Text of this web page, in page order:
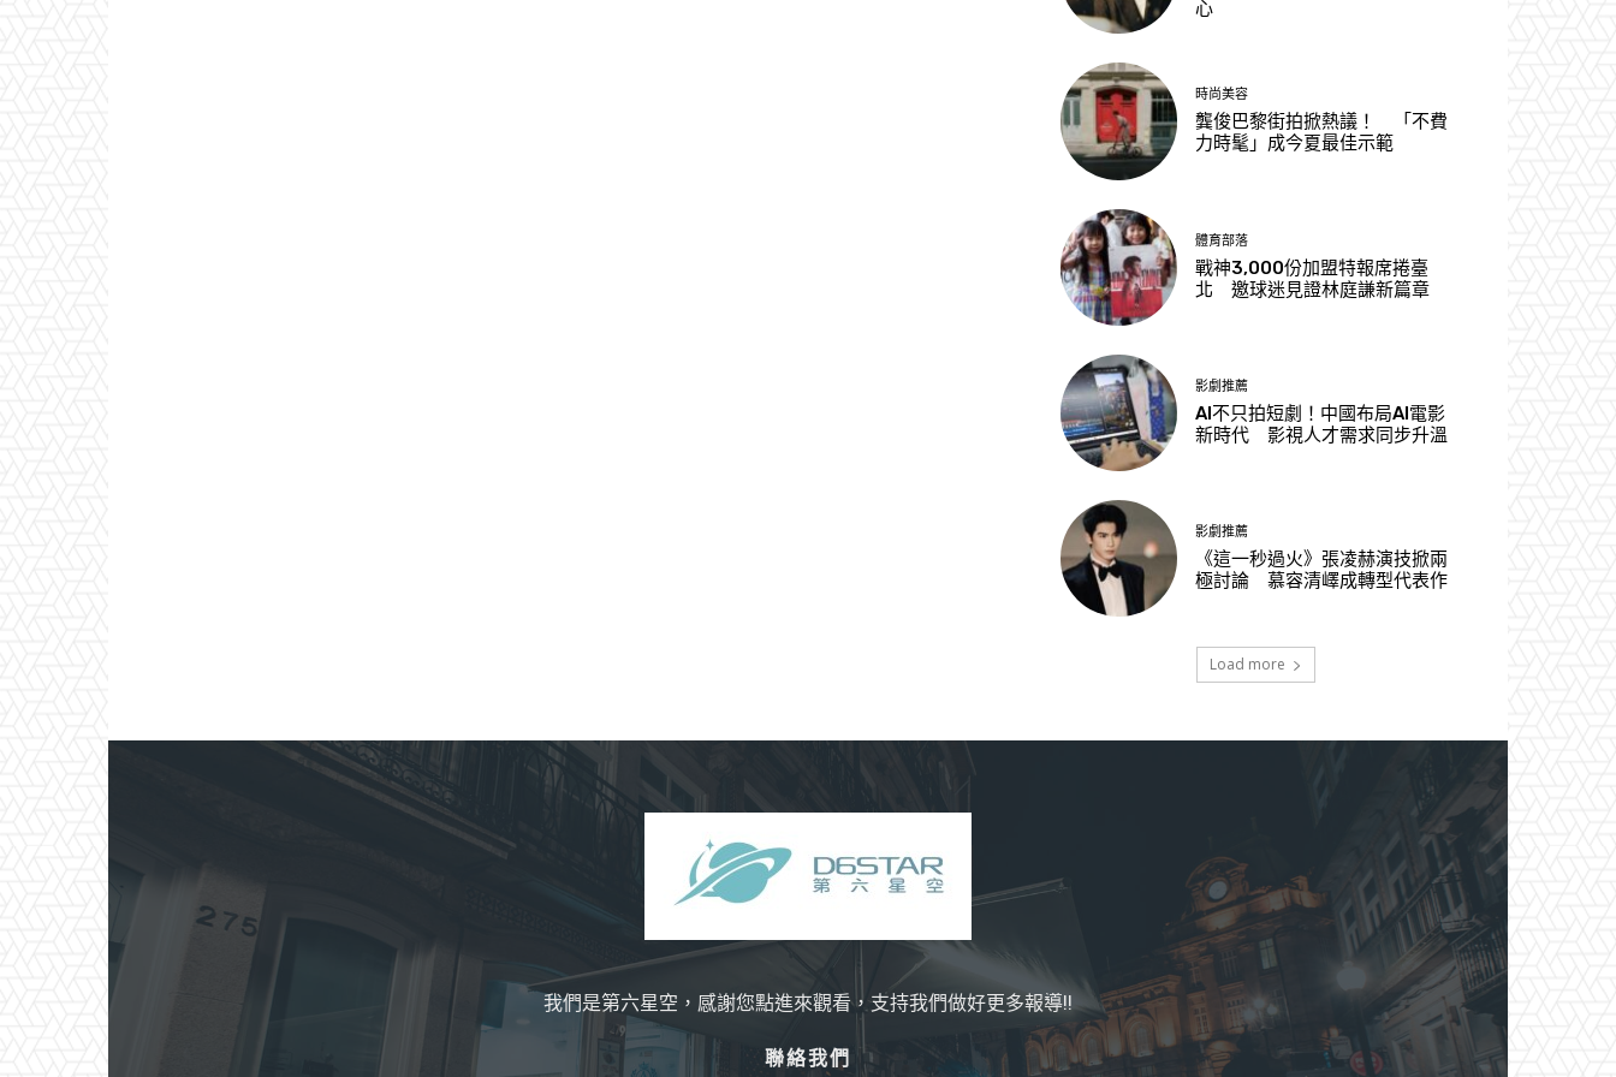
心
時尚美容
龔俊巴黎街拍掀熱議！ 「不費
力時髦」成今夏最佳示範
體育部落
戰神3,000份加盟特報席捲臺
北 邀球迷見證林庭謙新篇章
影劇推薦
AI不只拍短劇！中國布局AI電影
新時代 影視人才需求同步升溫
影劇推薦
《這一秒過火》張凌赫演技掀兩
極討論 慕容清嶧成轉型代表作
Load more
我們是第六星空，感謝您點進來觀看，支持我們做好更多報導!!
聯絡我們